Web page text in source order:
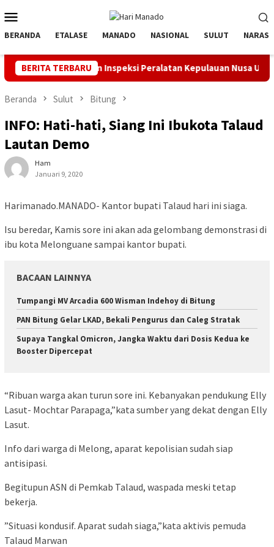
ke
kontenMobile
BERANDA ETALASE MANADO NASIONAL SULUT NARASI
BERITA TERBARU
dan Inspeksi Peralatan Kepulauan Nusa Utara PLN
Beranda Sulut Bitung
INFO: Hati-hati, Siang Ini Ibukota Talaud
Lautan Demo
Ham
Januari 9, 2020
Harimanado.MANADO- Kantor bupati Talaud hari ini siaga.
Isu beredar, Kamis sore ini akan ada gelombang demonstrasi di
ibu kota Melonguane sampai kantor bupati.
BACAAN LAINNYA
Tumpangi MV Arcadia 600 Wisman Indehoy di Bitung
PAN Bitung Gelar LKAD, Bekali Pengurus dan Caleg Stratak
Supaya Tangkal Omicron, Jangka Waktu dari Dosis Kedua ke
Booster Dipercepat
“Ribuan warga akan turun sore ini. Kebanyakan pendukung Elly
Lasut- Mochtar Parapaga,”kata sumber yang dekat dengan Elly
Lasut.
Info dari warga di Melong, aparat kepolisian sudah siap
antisipasi.
Begitupun ASN di Pemkab Talaud, waspada meski tetap
bekerja.
”Situasi kondusif. Aparat sudah siaga,”kata aktivis pemuda
Talaud Marwan